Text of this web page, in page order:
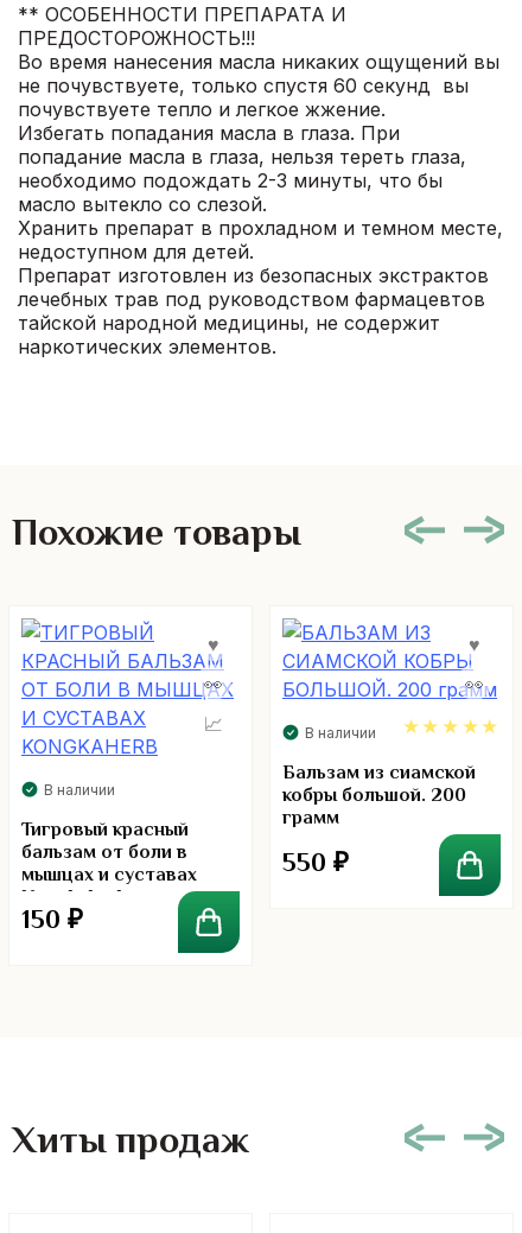
** ОСОБЕННОСТИ ПРЕПАРАТА И
ПРЕДОСТОРОЖНОСТЬ!!!
Во время нанесения масла никаких ощущений вы
не почувствуете, только спустя 60 секунд вы
почувствуете тепло и легкое жжение.
Избегать попадания масла в глаза. При
попадание масла в глаза, нельзя тереть глаза,
необходимо подождать 2-3 минуты, что бы
масло вытекло со слезой.
Хранить препарат в прохладном и темном месте,
недоступном для детей.
Препарат изготовлен из безопасных экстрактов
лечебных трав под руководством фармацевтов
тайской народной медицины, не содержит
наркотических элементов.
Похожие товары
В наличии
Тигровый красный
бальзам от боли в
мышцах и суставах
Kongkaherb
150 ₽
В наличии
5.00
Бальзам из сиамской
кобры большой. 200
грамм
550 ₽
Хиты продаж